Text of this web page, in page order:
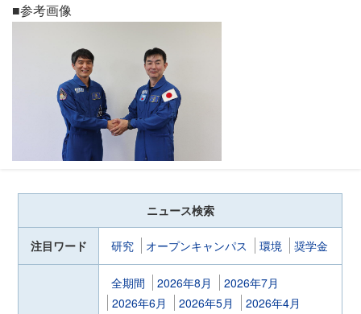
■参考画像
ニュース検索
注目ワード 研究 オープンキャンパス 環境 奨学金
全期間 2026年8月
2026年7月
2026年6月
2026年5月
2026年4月